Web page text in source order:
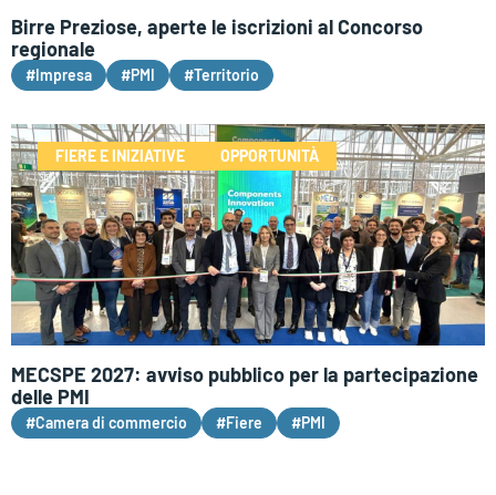
Birre Preziose, aperte le iscrizioni al Concorso
regionale
#Impresa #PMI #Territorio
FIERE E INIZIATIVE OPPORTUNITÀ
MECSPE 2027: avviso pubblico per la partecipazione
delle PMI
#Camera di commercio #Fiere #PMI